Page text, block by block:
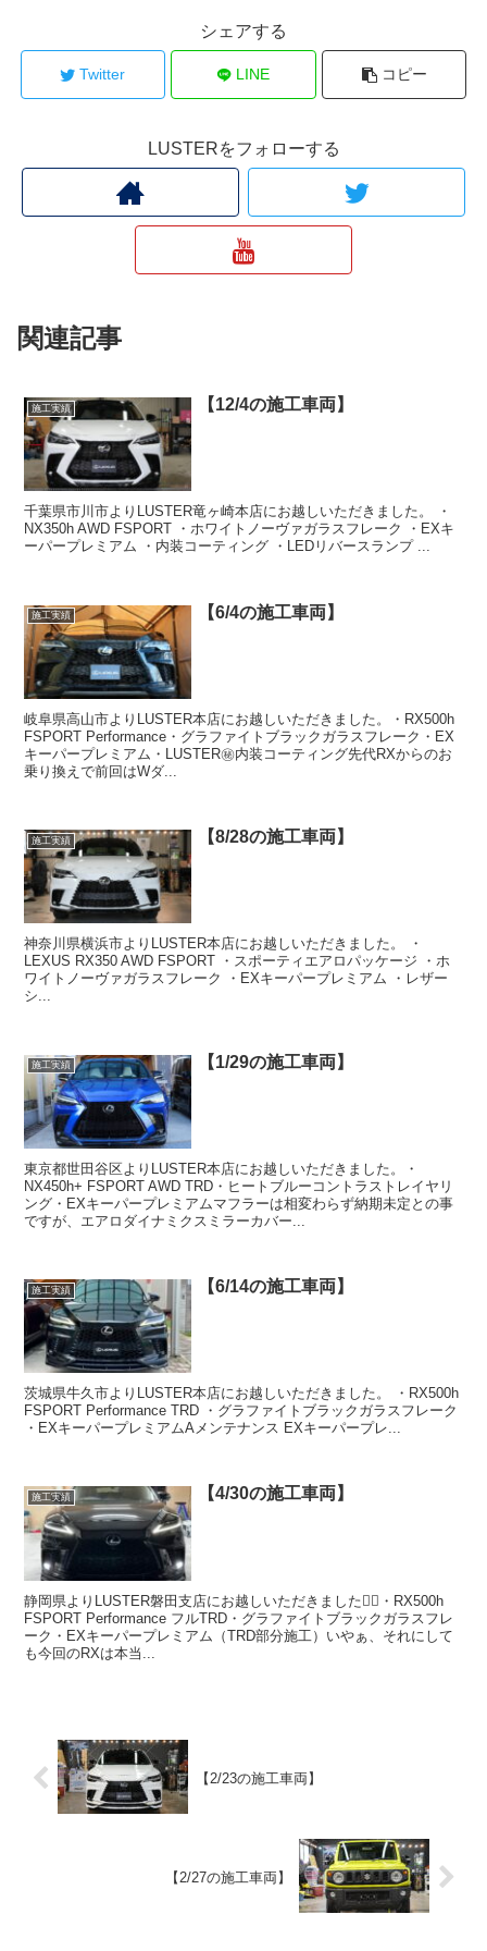
シェアする
Twitter LINE コピー
LUSTERをフォローする
関連記事
施工実績 【12/4の施工車両】
千葉県市川市よりLUSTER竜ヶ崎本店にお越しいただきました。 ・
NX350h AWD FSPORT ・ホワイトノーヴァガラスフレーク ・EXキ
ーパープレミアム ・内装コーティング ・LEDリバースランプ ...
施工実績 【6/4の施工車両】
岐阜県高山市よりLUSTER本店にお越しいただきました。・RX500h
FSPORT Performance・グラファイトブラックガラスフレーク・EX
キーパープレミアム・LUSTER㊙️内装コーティング先代RXからのお
乗り換えで前回はWダ...
施工実績 【8/28の施工車両】
神奈川県横浜市よりLUSTER本店にお越しいただきました。 ・
LEXUS RX350 AWD FSPORT ・スポーティエアロパッケージ ・ホ
ワイトノーヴァガラスフレーク ・EXキーパープレミアム ・レザー
シ...
施工実績 【1/29の施工車両】
東京都世田谷区よりLUSTER本店にお越しいただきました。・
NX450h+ FSPORT AWD TRD・ヒートブルーコントラストレイヤリ
ング・EXキーパープレミアムマフラーは相変わらず納期未定との事
ですが、エアロダイナミクスミラーカバー...
施工実績 【6/14の施工車両】
茨城県牛久市よりLUSTER本店にお越しいただきました。 ・RX500h
FSPORT Performance TRD ・グラファイトブラックガラスフレーク
・EXキーパープレミアムAメンテナンス EXキーパープレ...
施工実績 【4/30の施工車両】
静岡県よりLUSTER磐田支店にお越しいただきました🙇‍♂️・RX500h
FSPORT Performance フルTRD・グラファイトブラックガラスフレ
ーク・EXキーパープレミアム（TRD部分施工）いやぁ、それにして
も今回のRXは本当...
【2/23の施工車両】
【2/27の施工車両】